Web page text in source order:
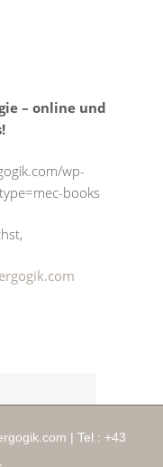
– online und
wp-
books
| Tel.: +43